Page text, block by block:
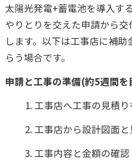
太陽光発電+蓄電池を導入す
やりとりを交えた申請から交
します。以下は工事店に補助
らう場合です。
申請と工事の準備(約5週間を
1. 工事店へ工事の見積
2. 工事店から設計図面
3. 工事内容と金額の確認